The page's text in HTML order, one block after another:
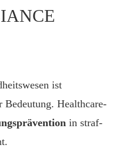
ist
Bedeutung. Healthcare-
in straf-